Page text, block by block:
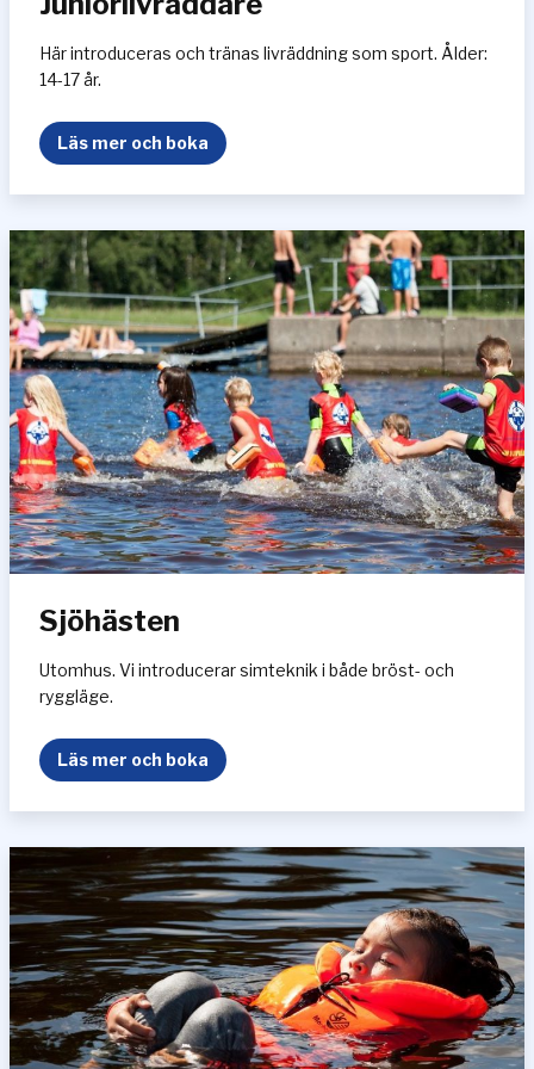
Här introduceras och tränas livräddning som sport. Ålder:
14-17 år.
Läs mer och boka
u
n
o
r
l
i
v
r
ä
d
d
a
r
e
Sjöhästen
Utomhus. Vi introducerar simteknik i både bröst- och
ryggläge.
Läs mer och boka
j
ö
ä
s
t
e
n